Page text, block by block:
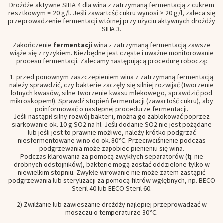
Drożdże aktywne SIHA 4 dla wina z zatrzymaną fermentacją z cukrem
resztkowym ≤ 20 g/l. Jeśli zawartość cukru wynosi > 20 g/l, zaleca się
przeprowadzenie fermentacji wtórnej przy użyciu aktywnych drożdży
SIHA 3.
Zakończenie fermentacji wina z zatrzymaną fermentacją zawsze
wiąże się z ryzykiem. Niezbędne jest częste i uważne monitorowanie
procesu fermentacji. Zalecamy następującą procedurę roboczą:
1. przed ponownym zaszczepieniem wina z zatrzymaną fermentacją
należy sprawdzić, czy bakterie zaczęły się silniej rozwijać (tworzenie
lotnych kwasów, silne tworzenie kwasu mlekowego, sprawdzić pod
mikroskopem!). Sprawdź stopień fermentacji (zawartość cukru), aby
poinformować o następnej procedurze fermentacji.
Jeśli nastąpił silny rozwój bakterii, można go zablokować poprzez
siarkowanie ok. 10 g SO2 na hl. Jeśli dodanie SO2 nie jest pożądane
lub jeśli jest to prawnie możliwe, należy krótko podgrzać
niesfermentowane wino do ok. 80°C. Przeciwciśnienie podczas
podgrzewania może zapobiec pienieniu się wina.
Podczas klarowania za pomocą zwykłych separatorów (tj. nie
drobnych odstojników), bakterie mogą zostać oddzielone tylko w
niewielkim stopniu. Zwykłe wirowanie nie może zatem zastąpić
podgrzewania lub sterylizacji za pomocą filtrów wgłębnych, np. BECO
Steril 40 lub BECO Steril 60.
2) Zwilżanie lub zawieszanie drożdży najlepiej przeprowadzać w
moszczu o temperaturze 30°C.